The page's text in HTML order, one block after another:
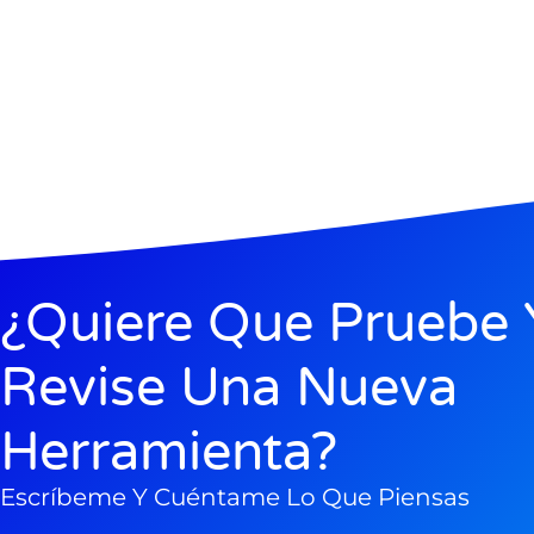
¿Quiere Que Pruebe
Revise Una Nueva
Herramienta?
Escríbeme Y Cuéntame Lo Que Piensas